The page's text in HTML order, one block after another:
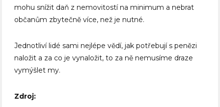
mohu snížit daň z nemovitostí na minimum a nebrat
občanům zbytečně více, než je nutné.
Jednotliví lidé sami nejlépe vědí, jak potřebují s penězi
naložit a za co je vynaložit, to za ně nemusíme draze
vymýšlet my.
Zdroj: